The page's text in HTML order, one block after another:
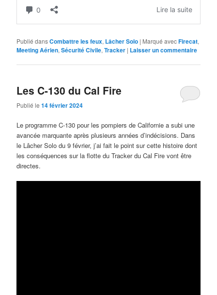
Publié dansCombattre les feux, Lâcher Solo | Marqué avecFirecat,
Meeting Aérien,Sécurité Civile,Tracker | Laisser un commentaire
Les C-130 du Cal Fire
Publié le14 février 2024
Le programme C-130 pour les pompiers de Californie a subi une
avancée marquante après plusieurs années d’indécisions. Dans
le Lâcher Solo du 9 février, j’ai fait le point sur cette histoire dont
les conséquences sur la flotte du Tracker du Cal Fire vont être
directes.